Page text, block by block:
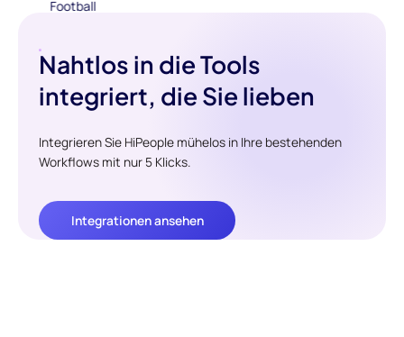
Nahtlos in die Tools
integriert, die Sie lieben
Integrieren Sie HiPeople mühelos in Ihre bestehenden
Workflows mit nur 5 Klicks.
Integrationen ansehen